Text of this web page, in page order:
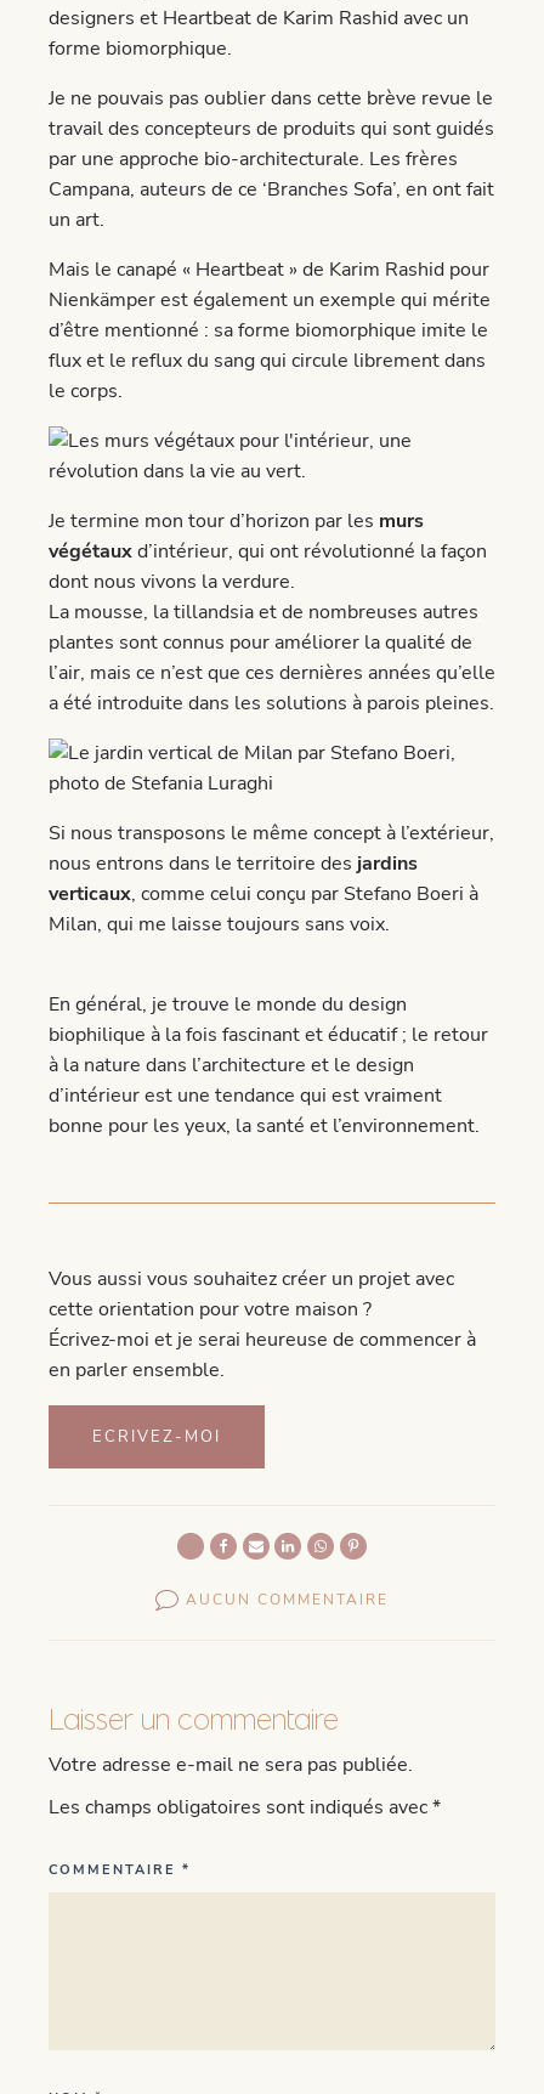
Je ne pouvais pas oublier dans cette brève revue le
travail des concepteurs de produits qui sont guidés
par une approche bio-architecturale. Les frères
Campana, auteurs de ce ‘Branches Sofa’, en ont fait
un art.
Mais le canapé « Heartbeat » de Karim Rashid pour
Nienkämper est également un exemple qui mérite
d’être mentionné : sa forme biomorphique imite le
flux et le reflux du sang qui circule librement dans
le corps.
Je termine mon tour d’horizon par les murs
végétauxd’intérieur, qui ont révolutionné la façon
dont nous vivons la verdure.
La mousse, la tillandsia et de nombreuses autres
plantes sont connus pour améliorer la qualité de
l’air, mais ce n’est que ces dernières années qu’elle
a été introduite dans les solutions à parois pleines.
Si nous transposons le même concept à l’extérieur,
nous entrons dans le territoire des jardins
verticaux, comme celui conçu par Stefano Boeri à
Milan, qui me laisse toujours sans voix.
En général, je trouve le monde du design
biophilique à la fois fascinant et éducatif ; le retour
à la nature dans l’architecture et le design
d’intérieur est une tendance qui est vraiment
bonne pour les yeux, la santé et l’environnement.
Vous aussi vous souhaitez créer un projet avec
cette orientation pour votre maison ?
Écrivez-moi et je serai heureuse de commencer à
en parler ensemble.
ECRIVEZ-MOI
AUCUN COMMENTAIRE
Laisser un commentaire
Votre adresse e-mail ne sera pas publiée.
Les champs obligatoires sont indiqués avec*
COMMENTAIRE *